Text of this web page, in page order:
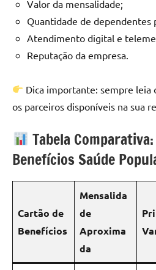
Valor da mensalidade;
Quantidade de dependentes
Atendimento digital e
Reputação da empresa.
Dica importante: sempre
os parceiros disponíveis na sua
Tabela
Benefícios Saúde
Cartão de
Benefícios
Mensalida
de
Aproxima
da